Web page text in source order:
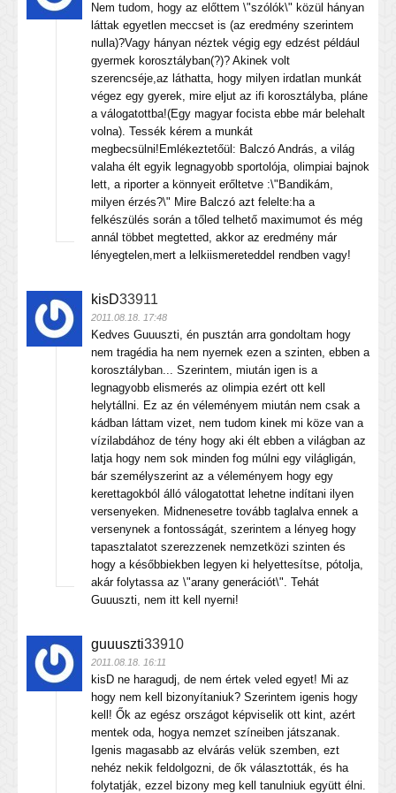
Nem tudom, hogy az előttem \"szólók\" közül hányan
láttak egyetlen meccset is (az eredmény szerintem
nulla)?Vagy hányan néztek végig egy edzést például
gyermek korosztályban(?)? Akinek volt
szerencséje,az láthatta, hogy milyen irdatlan munkát
végez egy gyerek, mire eljut az ifi korosztályba, pláne
a válogatottba!(Egy magyar focista ebbe már belehalt
volna). Tessék kérem a munkát
megbecsülni!Emlékeztetőül: Balczó András, a világ
valaha élt egyik legnagyobb sportolója, olimpiai bajnok
lett, a riporter a könnyeit erőltetve :\"Bandikám,
milyen érzés?\" Mire Balczó azt felelte:ha a
felkészülés során a tőled telhető maximumot és még
annál többet megtetted, akkor az eredmény már
lényegtelen,mert a lelkiismereteddel rendben vagy!
kisD33911
2011.08.18. 17:48
Kedves Guuuszti, én pusztán arra gondoltam hogy
nem tragédia ha nem nyernek ezen a szinten, ebben a
korosztályban... Szerintem, miután igen is a
legnagyobb elismerés az olimpia ezért ott kell
helytállni. Ez az én véleményem miután nem csak a
kádban láttam vizet, nem tudom kinek mi köze van a
vízilabdához de tény hogy aki élt ebben a világban az
latja hogy nem sok minden fog múlni egy világligán,
bár személyszerint az a véleményem hogy egy
kerettagokból álló válogatottat lehetne indítani ilyen
versenyeken. Midnenesetre tovább taglalva ennek a
versenynek a fontosságát, szerintem a lényeg hogy
tapasztalatot szerezzenek nemzetközi szinten és
hogy a későbbiekben legyen ki helyettesítse, pótolja,
akár folytassa az \"arany generációt\". Tehát
Guuuszti, nem itt kell nyerni!
guuuszti33910
2011.08.18. 16:11
kisD ne haragudj, de nem értek veled egyet! Mi az
hogy nem kell bizonyítaniuk? Szerintem igenis hogy
kell! Ők az egész országot képviselik ott kint, azért
mentek oda, hogya nemzet színeiben játszanak.
Igenis magasabb az elvárás velük szemben, ezt
nehéz nekik feldolgozni, de ők választották, és ha
folytatják, ezzel bizony meg kell tanulniuk együtt élni.